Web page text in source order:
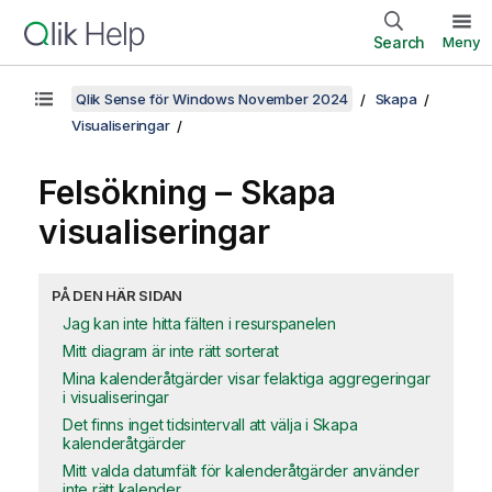
Search Meny
Qlik Sense för Windows November 2024
Skapa
Visualiseringar
Felsökning – Skapa
visualiseringar
PÅ DEN HÄR SIDAN
Jag kan inte hitta fälten i resurspanelen
Mitt diagram är inte rätt sorterat
Mina kalenderåtgärder visar felaktiga aggregeringar
i visualiseringar
Det finns inget tidsintervall att välja i Skapa
kalenderåtgärder
Mitt valda datumfält för kalenderåtgärder använder